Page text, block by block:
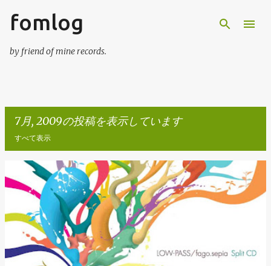
スキップしてメイン コンテンツに移動
fomlog
by friend of mine records.
7月, 2009の投稿を表示しています
すべて表示
投